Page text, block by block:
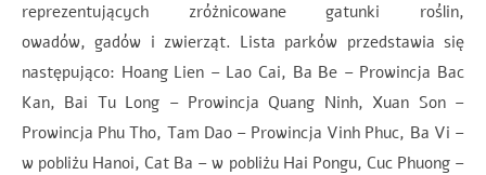
reprezentujących zróżnicowane gatunki roślin,
owadów, gadów i zwierząt. Lista parków przedstawia się
następująco: Hoang Lien – Lao Cai, Ba Be – Prowincja Bac
Kan, Bai Tu Long – Prowincja Quang Ninh, Xuan Son –
Prowincja Phu Tho, Tam Dao – Prowincja Vinh Phuc, Ba Vi –
w pobliżu Hanoi, Cat Ba – w pobliżu Hai Pongu, Cuc Phuong –